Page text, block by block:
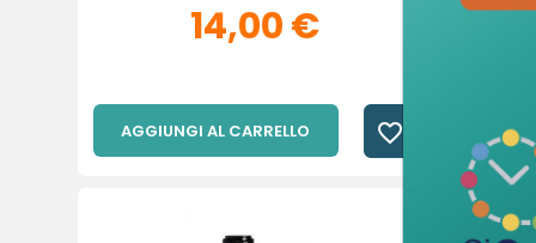
14,00 €
AGGIUNGI AL CARRELLO favorite_border